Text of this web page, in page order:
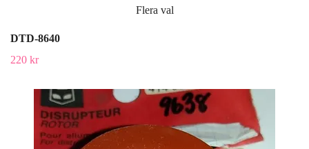
Flera val
DTD-8640
220 kr